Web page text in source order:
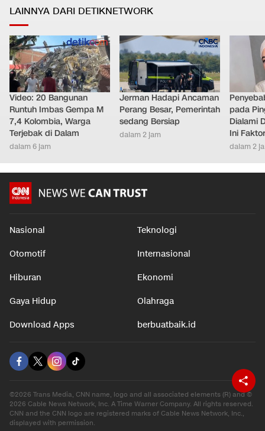
LAINNYA DARI DETIKNETWORK
Video: 20 Bangunan
Runtuh Imbas Gempa M
7,4 Kolombia, Warga
Terjebak di Dalam
dalam 6 jam
Jerman Hadapi Ancaman
Perang Besar, Pemerintah
sedang Bersiap
dalam 2 jam
pada
Dialami
Ini
dalam 2
Nasional Teknologi
Otomotif Internasional
Hiburan Ekonomi
Gaya Hidup Olahraga
Download Apps berbuatbaik.id
©2026 Trans Media, CNN name, logo and all associated elements (R) and ©
2026 Cable News Network, Inc. A Time Warner Company. All rights reserved.
CNN and the CNN logo are registered marks of Cable News Network, Inc.,
displayed with permission.